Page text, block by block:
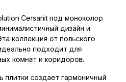
Cersanit под моноколор
дизайн и
коллекция от польского
подходит для
комнат и коридоров.
плитки создает гармоничный